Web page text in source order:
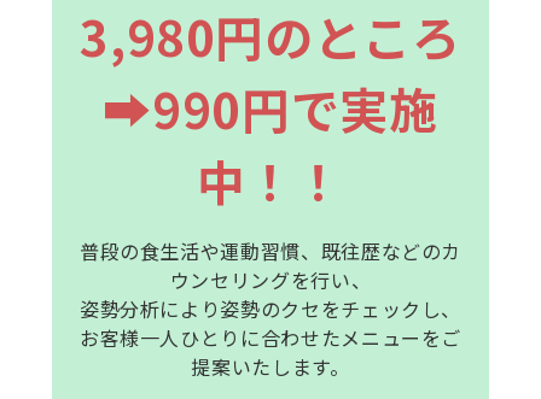
3,980円のところ
➡990円で実施
中！！
普段の食生活や運動習慣、既往歴などのカ
ウンセリングを行い、
姿勢分析により姿勢のクセをチェックし、
お客様一人ひとりに合わせたメニューをご
提案いたします。